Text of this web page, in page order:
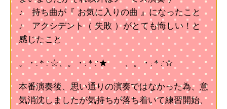
♪ 持ち曲が『 お気に入りの曲 』になったこと
♪ アクシデント（ 失敗 ）がとても悔しい！と
感じたこと
。・:＊:`☆、。・:＊:`★ 、。・:＊:`☆
本番演奏後、思い通りの演奏ではなかった為、意
気消沈しましたが気持ちが落ち着いて練習開始、